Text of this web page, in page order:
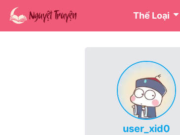
Thể Loại
user_xid0